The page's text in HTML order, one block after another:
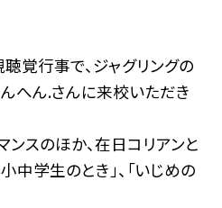
覚行事で、ジャグリングの
へん.さんに来校いただき
ンスのほか、在日コリアンと
中学生のとき」、「いじめの